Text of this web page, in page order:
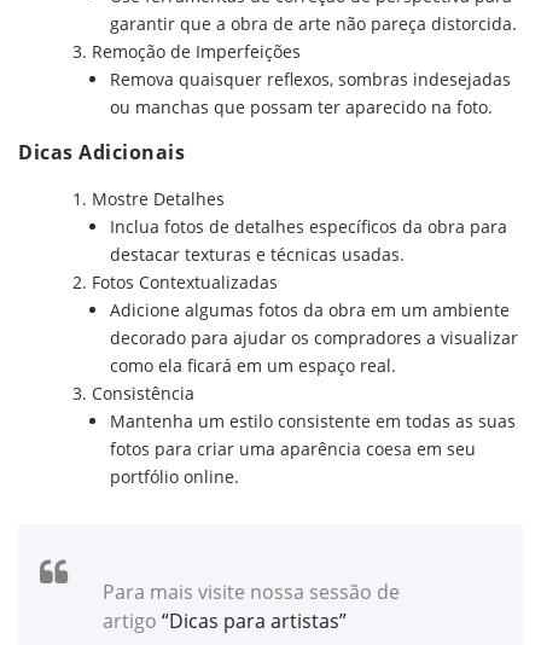
garantir que a obra de arte não pareça distorcida.
Remoção de Imperfeições
Remova quaisquer reflexos, sombras indesejadas
ou manchas que possam ter aparecido na foto.
Dicas Adicionais
Mostre Detalhes
Inclua fotos de detalhes específicos da obra para
destacar texturas e técnicas usadas.
Fotos Contextualizadas
Adicione algumas fotos da obra em um ambiente
decorado para ajudar os compradores a visualizar
como ela ficará em um espaço real.
Consistência
Mantenha um estilo consistente em todas as suas
fotos para criar uma aparência coesa em seu
portfólio online.
Para mais visite nossa sessão de
artigo “Dicas para artistas”